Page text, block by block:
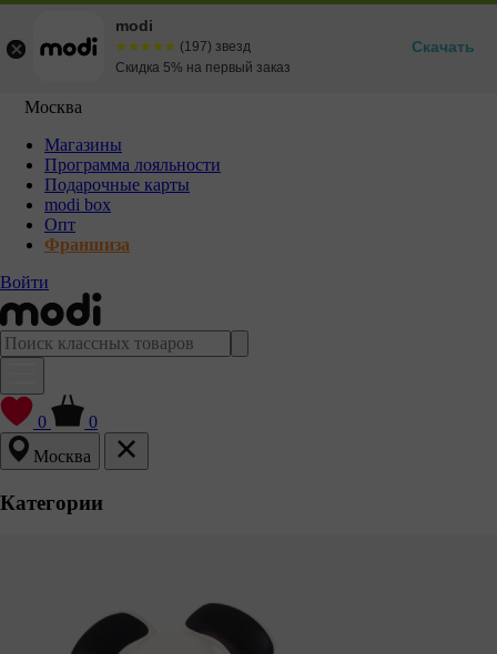
Москва
Магазины
Программа лояльности
Подарочные карты
modi box
Опт
Франшиза
Войти
0
0
Москва
Категории
modi
☆☆☆☆☆
★★★★★ (197) звезд
Скидка 5% на первый заказ
Скачать